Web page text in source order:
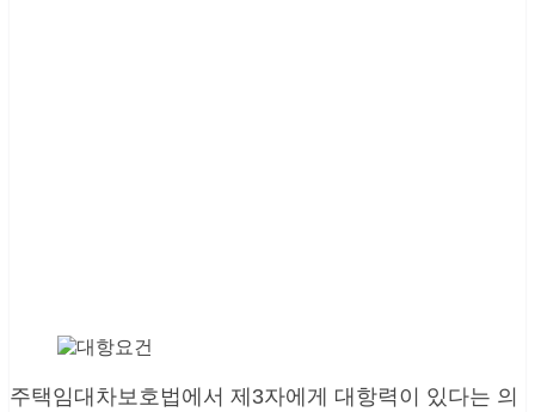
주택임대차보호법에서 제3자에게 대항력이 있다는 의